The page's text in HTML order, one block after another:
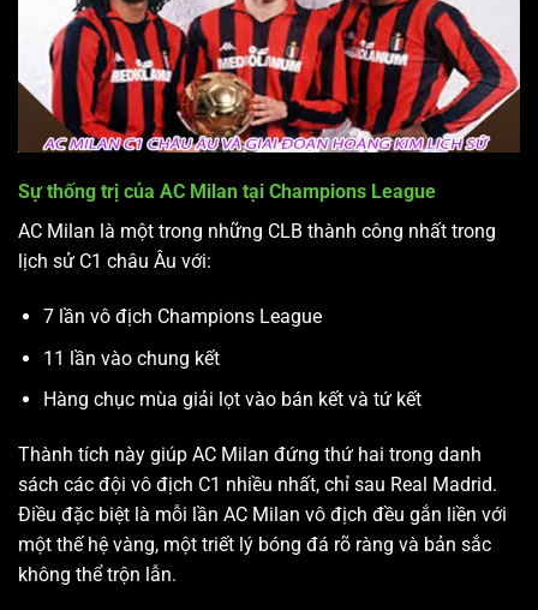
Sự thống trị của AC Milan tại Champions League
AC Milan là một trong những CLB thành công nhất trong
lịch sử C1 châu Âu với:
7 lần vô địch Champions League
11 lần vào chung kết
Hàng chục mùa giải lọt vào bán kết và tứ kết
Thành tích này giúp AC Milan đứng thứ hai trong danh
sách các đội vô địch C1 nhiều nhất, chỉ sau Real Madrid.
Điều đặc biệt là mỗi lần AC Milan vô địch đều gắn liền với
một thế hệ vàng, một triết lý bóng đá rõ ràng và bản sắc
không thể trộn lẫn.